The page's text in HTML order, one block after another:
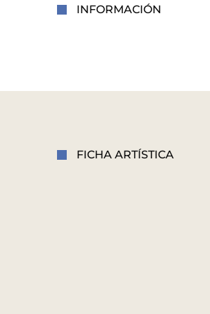
INFORMACIÓN
FICHA ARTÍSTICA